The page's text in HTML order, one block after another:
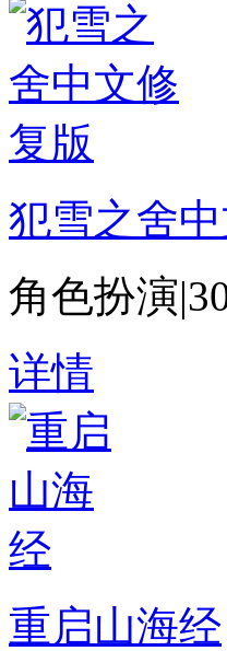
犯雪之舍
角色扮演|
详情
重启山海经